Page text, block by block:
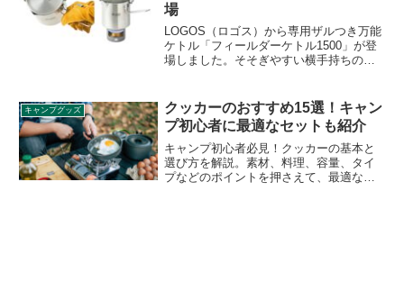
場
LOGOS（ロゴス）から専用ザルつき万能
ケトル「フィールダーケトル1500」が登
場しました。そそぎやすい横手持ちの急
飯、茹でる、揚げる、煮るなどさまざま
な調理に活躍するケトルです。詳細をレ
ビューします。
キャンプグッズ
クッカーのおすすめ15選！キャン
プ初心者に最適なセットも紹介
キャンプ初心者必見！クッカーの基本と
選び方を解説。素材、料理、容量、タイ
プなどのポイントを押さえて、最適なク